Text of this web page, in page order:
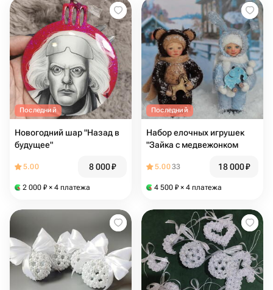
Последний
Новогодний шар "Назад в
будущее"
5.00 8 000₽
2 000 ₽ × 4 платежа
Последний
Набор елочных игрушек
"Зайка с медвежонком
5.0033 18 000₽
4 500 ₽ × 4 платежа